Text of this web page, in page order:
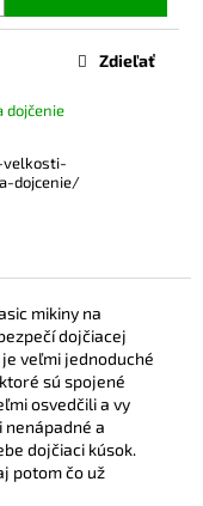
dojčenie
dojcenie/
Zdieľať
mikiny na
dojčiacej
veľmi jednoduché
sú spojené
osvedčili a vy
nenápadné a
dojčiaci kúsok.
potom čo už